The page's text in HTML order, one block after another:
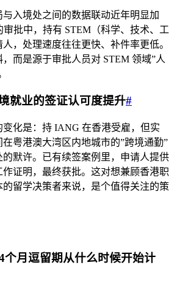
入境处之间的数据联动近年明显加
批中，持有 STEM（科学、技术、工
，处理速度往往更快、补件率更低。
而是源于审批人员对 STEM 领域”人
就业的签证认可度提升#
化是：持 IANG 在香港受雇，但实
粤港澳大湾区内地城市的”跨境通勤”
默许。已有续签案例里，申请人提供
证明，最终获批。这对想兼顾香港职
留学决策者来说，是个值得关注的策
月逗留期从什么时候开始计